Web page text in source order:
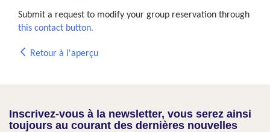
Submit a request to modify your group reservation through
this contact button.
Retour à l'aperçu
Inscrivez-vous à la newsletter, vous serez ainsi
toujours au courant des dernières nouvelles